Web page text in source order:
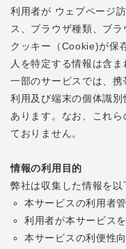
利用者が ウェプページ
ス、ブラウザ種類、ブラ
クッキー（Cookie)が保
人を特定する情報は含ま
一部のサービスでは、
利用及び端末の個体識
あります。なお、これ
ておりません。
情報の利用目的
弊社は収集した情報を以
本サービスの利用者
利用者が本サービス
本サービスの利便性